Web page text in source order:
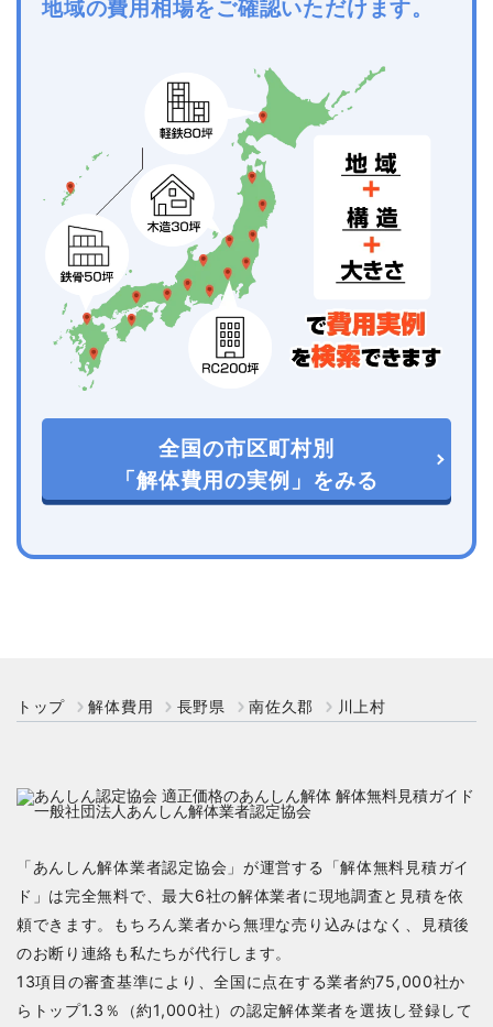
地域の費用相場をご確認いただけます。
全国の市区町村別
「解体費用の実例」をみる
トップ 解体費用 長野県 南佐久郡 川上村
「あんしん解体業者認定協会」が運営する「解体無料見積ガイ
ド」は完全無料で、最大6社の解体業者に現地調査と見積を依
頼できます。もちろん業者から無理な売り込みはなく、見積後
のお断り連絡も私たちが代行します。
13項目の審査基準により、全国に点在する業者約75,000社か
らトップ1.3％（約1,000社）の認定解体業者を選抜し登録して